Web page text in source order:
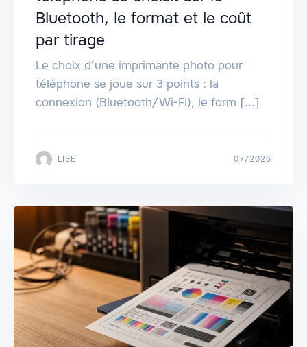
Bluetooth, le format et le coût
par tirage
Le choix d’une imprimante photo pour
téléphone se joue sur 3 points : la
connexion (Bluetooth/Wi‑Fi), le form [...]
LISE 07/2026